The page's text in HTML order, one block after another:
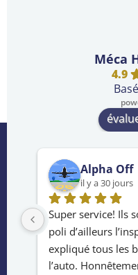
Méca
4.9
CELIMA
il y a 2 mois
Excellente
temps de vérifier
rapport était
m’a aidé à